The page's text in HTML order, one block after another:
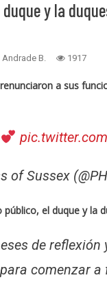
y la
Andrade B. 1917
a sus
of Sussex
el duque y la
de
comenzar